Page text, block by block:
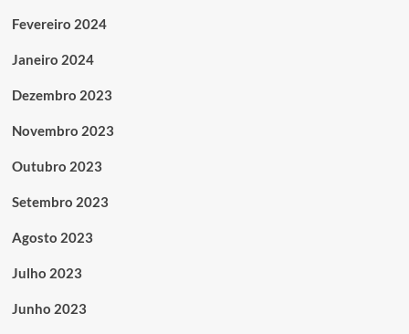
Fevereiro 2024
Janeiro 2024
Dezembro 2023
Novembro 2023
Outubro 2023
Setembro 2023
Agosto 2023
Julho 2023
Junho 2023